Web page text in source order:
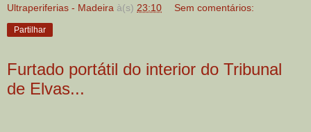
Ultraperiferias - Madeira à(s) 23:10 Sem comentários:
Partilhar
Furtado portátil do interior do Tribunal
de Elvas...